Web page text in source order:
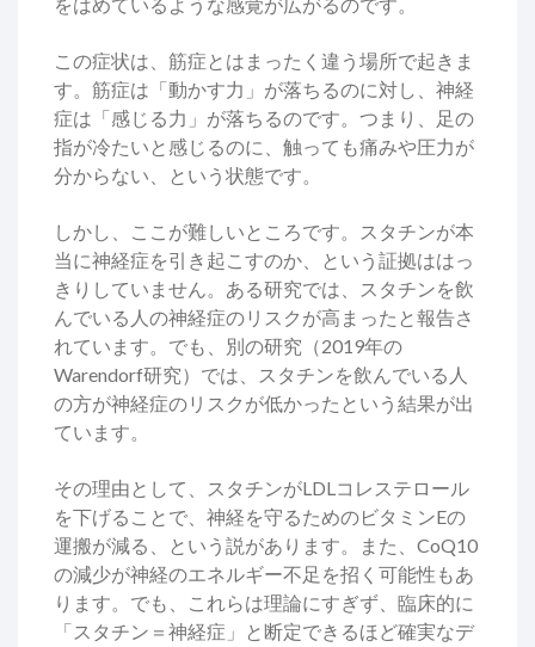
この症状は、筋症とはまったく違う場所で起きま
す。筋症は「動かす力」が落ちるのに対し、神経
症は「感じる力」が落ちるのです。つまり、足の
指が冷たいと感じるのに、触っても痛みや圧力が
分からない、という状態です。
しかし、ここが難しいところです。スタチンが本
当に神経症を引き起こすのか、という証拠ははっ
きりしていません。ある研究では、スタチンを飲
んでいる人の神経症のリスクが高まったと報告さ
れています。でも、別の研究（2019年の
Warendorf研究）では、スタチンを飲んでいる人
の方が神経症のリスクが低かったという結果が出
ています。
その理由として、スタチンがLDLコレステロール
を下げることで、神経を守るためのビタミンEの
運搬が減る、という説があります。また、CoQ10
の減少が神経のエネルギー不足を招く可能性もあ
ります。でも、これらは理論にすぎず、臨床的に
「スタチン＝神経症」と断定できるほど確実なデ